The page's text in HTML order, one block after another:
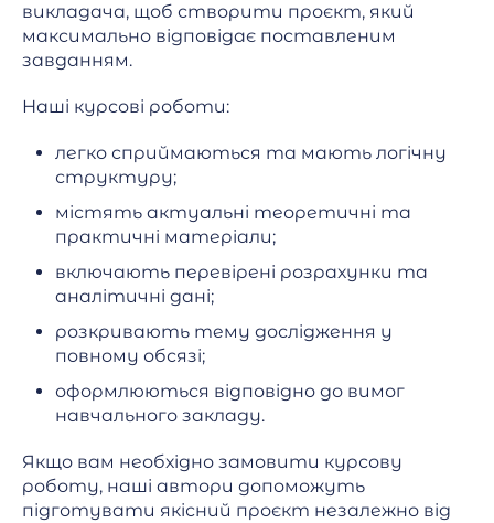
викладача, щоб створити проєкт, який
максимально відповідає поставленим
завданням.
Наші курсові роботи:
легко сприймаються та мають логічну
структуру;
містять актуальні теоретичні та
практичні матеріали;
включають перевірені розрахунки та
аналітичні дані;
розкривають тему дослідження у
повному обсязі;
оформлюються відповідно до вимог
навчального закладу.
Якщо вам необхідно замовити курсову
роботу, наші автори допоможуть
підготувати якісний проєкт незалежно від